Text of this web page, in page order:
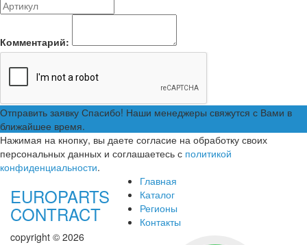
Комментарий:
Отправить заявку Спасибо! Наши менеджеры свяжутся с Вами в
ближайшее время.
Нажимая на кнопку, вы даете согласие на обработку своих
персональных данных и соглашаетесь с политикой
конфиденциальности.
EUROPARTS
CONTRACT
copyright © 2026
Главная
Каталог
Регионы
Контакты